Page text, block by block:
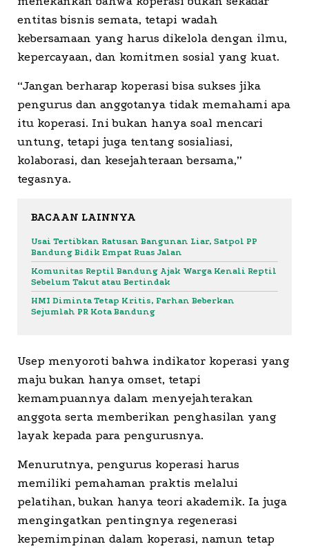
entitas bisnis semata, tetapi wadah
kebersamaan yang harus dikelola dengan ilmu,
kepercayaan, dan komitmen sosial yang kuat.
“Jangan berharap koperasi bisa sukses jika
pengurus dan anggotanya tidak memahami apa
itu koperasi. Ini bukan hanya soal mencari
untung, tetapi juga tentang sosialiasi,
kolaborasi, dan kesejahteraan bersama,”
tegasnya.
BACAAN LAINNYA
Usai Tertibkan Ratusan Bangunan Liar, Satpol PP
Bandung Bidik Empat Ruas Jalan
Komunitas Reptil Bandung Ajak Warga Kenali Reptil
Sebelum Takut atau Bertindak
HMI Diminta Tetap Kritis, Farhan Beberkan
Sejumlah PR Kota Bandung
Usep menyoroti bahwa indikator koperasi yang
maju bukan hanya omset, tetapi
kemampuannya dalam menyejahterakan
anggota serta memberikan penghasilan yang
layak kepada para pengurusnya.
Menurutnya, pengurus koperasi harus
memiliki pemahaman praktis melalui
pelatihan, bukan hanya teori akademik. Ia juga
mengingatkan pentingnya regenerasi
kepemimpinan dalam koperasi, namun tetap